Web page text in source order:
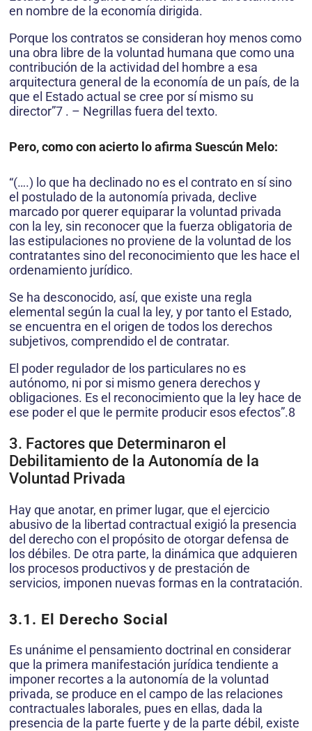
en nombre de la economía dirigida.
Porque los contratos se consideran hoy menos como
una obra libre de la voluntad humana que como una
contribución de la actividad del hombre a esa
arquitectura general de la economía de un país, de la
que el Estado actual se cree por sí mismo su
director”7 . – Negrillas fuera del texto.
Pero, como con acierto lo afirma Suescún Melo:
“(….) lo que ha declinado no es el contrato en sí sino
el postulado de la autonomía privada, declive
marcado por querer equiparar la voluntad privada
con la ley, sin reconocer que la fuerza obligatoria de
las estipulaciones no proviene de la voluntad de los
contratantes sino del reconocimiento que les hace el
ordenamiento jurídico.
Se ha desconocido, así, que existe una regla
elemental según la cual la ley, y por tanto el Estado,
se encuentra en el origen de todos los derechos
subjetivos, comprendido el de contratar.
El poder regulador de los particulares no es
autónomo, ni por si mismo genera derechos y
obligaciones. Es el reconocimiento que la ley hace de
ese poder el que le permite producir esos efectos”.8
3. Factores que Determinaron el
Debilitamiento de la Autonomía de la
Voluntad Privada
Hay que anotar, en primer lugar, que el ejercicio
abusivo de la libertad contractual exigió la presencia
del derecho con el propósito de otorgar defensa de
los débiles. De otra parte, la dinámica que adquieren
los procesos productivos y de prestación de
servicios, imponen nuevas formas en la contratación.
3.1. El Derecho Social
Es unánime el pensamiento doctrinal en considerar
que la primera manifestación jurídica tendiente a
imponer recortes a la autonomía de la voluntad
privada, se produce en el campo de las relaciones
contractuales laborales, pues en ellas, dada la
presencia de la parte fuerte y de la parte débil, existe